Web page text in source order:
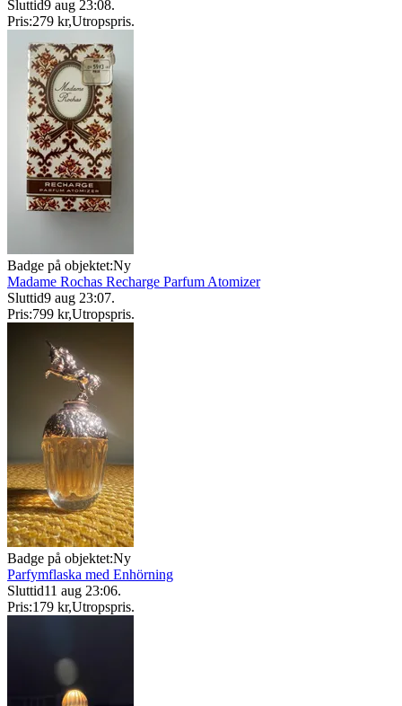
Sluttid9 aug 23:08.
Pris:279 kr,Utropspris.
Badge på objektet:Ny
Madame Rochas Recharge Parfum Atomizer
Sluttid9 aug 23:07.
Pris:799 kr,Utropspris.
Badge på objektet:Ny
Parfymflaska med Enhörning
Sluttid11 aug 23:06.
Pris:179 kr,Utropspris.